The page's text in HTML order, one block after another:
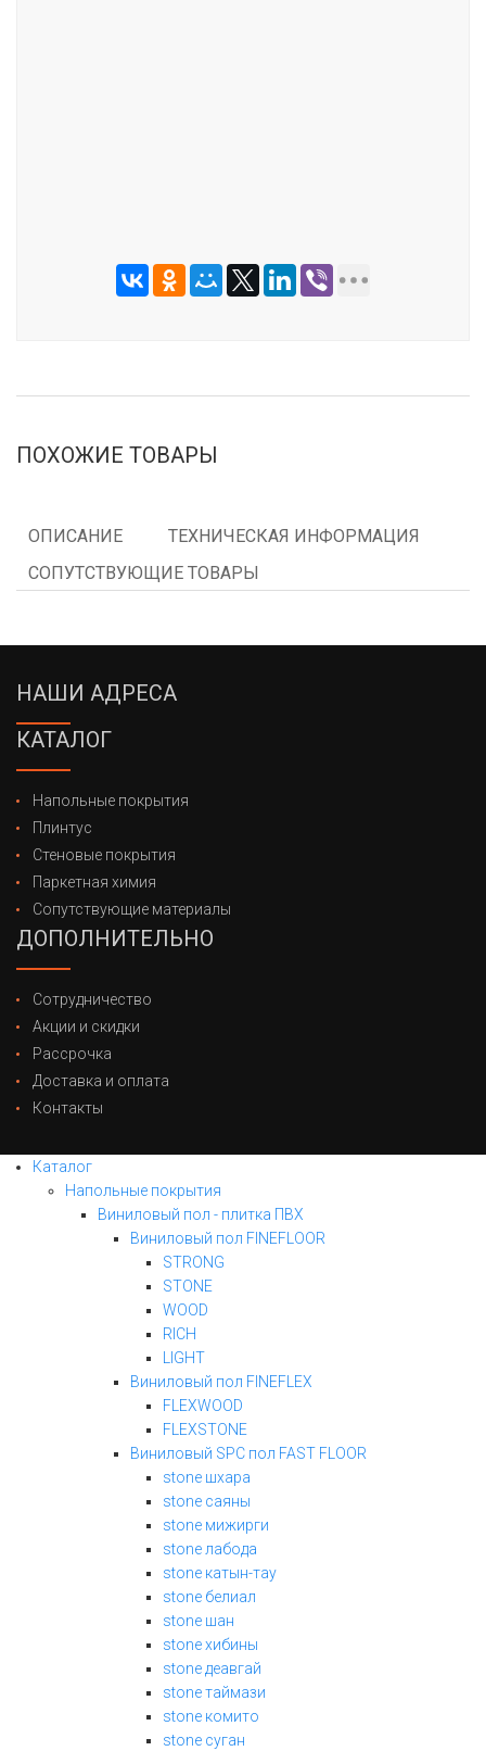
ПОХОЖИЕ ТОВАРЫ
ОПИСАНИЕ
ТЕХНИЧЕСКАЯ ИНФОРМАЦИЯ
СОПУТСТВУЮЩИЕ ТОВАРЫ
НАШИ АДРЕСА
КАТАЛОГ
Напольные покрытия
Плинтус
Стеновые покрытия
Паркетная химия
Сопутствующие материалы
ДОПОЛНИТЕЛЬНО
Сотрудничество
Акции и скидки
Рассрочка
Доставка и оплата
Контакты
Каталог
Напольные покрытия
Виниловый пол - плитка ПВХ
Виниловый пол FINEFLOOR
STRONG
STONE
WOOD
RICH
LIGHT
Виниловый пол FINEFLEX
FLEXWOOD
FLEXSTONE
Виниловый SPC пол FAST FLOOR
stone шхара
stone саяны
stone мижирги
stone лабода
stone катын-тау
stone белиал
stone шан
stone хибины
stone деавгай
stone таймази
stone комито
stone суган